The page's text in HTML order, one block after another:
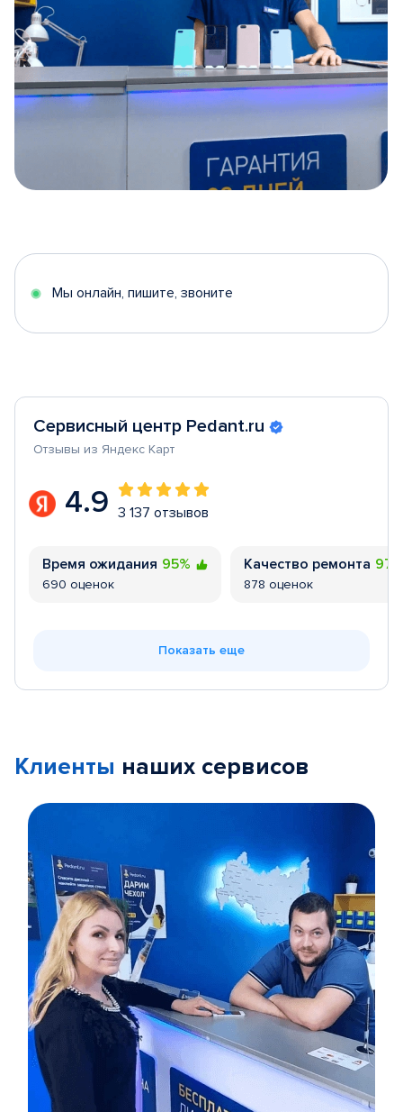
5
Мы онлайн, пишите, звоните
Сервисный центр Pedant.ru
Отзывы из Яндекс Карт
4.9 3 137 отзывов
Время ожидания 95%
690 оценок
Качество ремонта
878 оценок
Показать еще
Клиенты наших сервисов